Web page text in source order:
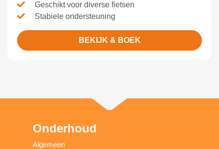
Geschikt voor diverse fietsen
Stabiele ondersteuning
BEKIJK & BOEK
Onderhoud
Algemeen